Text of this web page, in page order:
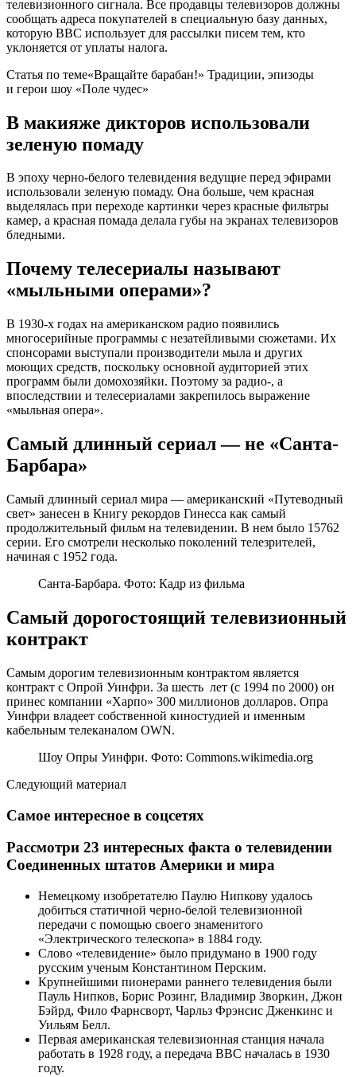
телевизионного сигнала. Все продавцы телевизоров должны
сообщать адреса покупателей в специальную базу данных,
которую BBC использует для рассылки писем тем, кто
уклоняется от уплаты налога.
Статья по теме«Вращайте барабан!» Традиции, эпизоды
и герои шоу «Поле чудес»
В макияже дикторов использовали
зеленую помаду
В эпоху черно-белого телевидения ведущие перед эфирами
использовали зеленую помаду. Она больше, чем красная
выделялась при переходе картинки через красные фильтры
камер, а красная помада делала губы на экранах телевизоров
бледными.
Почему телесериалы называют
«мыльными операми»?
В 1930-х годах на американском радио появились
многосерийные программы с незатейливыми сюжетами. Их
спонсорами выступали производители мыла и других
моющих средств, поскольку основной аудиторией этих
программ были домохозяйки. Поэтому за радио-, а
впоследствии и телесериалами закрепилось выражение
«мыльная опера».
Самый длинный сериал — не «Санта-
Барбара»
Самый длинный сериал мира — американский «Путеводный
свет» занесен в Книгу рекордов Гинесса как самый
продолжительный фильм на телевидении. В нем было 15762
серии. Его смотрели несколько поколений телезрителей,
начиная с 1952 года.
Санта-Барбара. Фото: Кадр из фильма
Самый дорогостоящий телевизионный
контракт
Самым дорогим телевизионным контрактом является
контракт с Опрой Уинфри. За шесть лет (с 1994 по 2000) он
принес компании «Харпо» 300 миллионов долларов. Опра
Уинфри владеет собственной киностудией и именным
кабельным телеканалом OWN.
Шоу Опры Уинфри. Фото: Commons.wikimedia.org
Следующий материал
Самое интересное в соцсетях
Рассмотри 23 интересных факта о телевидении
Соединенных штатов Америки и мира
Немецкому изобретателю Паулю Нипкову удалось
добиться статичной черно-белой телевизионной
передачи с помощью своего знаменитого
«Электрического телескопа» в 1884 году.
Слово «телевидение» было придумано в 1900 году
русским ученым Константином Перским.
Крупнейшими пионерами раннего телевидения были
Пауль Нипков, Борис Розинг, Владимир Зворкин, Джон
Бэйрд, Фило Фарнсворт, Чарльз Фрэнсис Дженкинс и
Уильям Белл.
Первая американская телевизионная станция начала
работать в 1928 году, а передача BBC началась в 1930
году.